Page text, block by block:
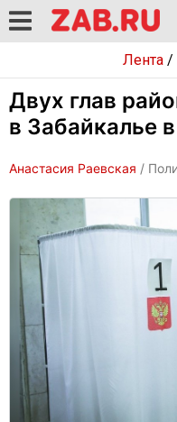
Лента/
Двух глав
в Забайкалье
Анастасия Раевская /